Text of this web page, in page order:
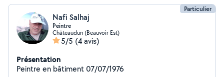
Particulier
Nafi Salhaj
Peintre
Châteaudun (Beauvoir Est)
5/5 (4 avis)
Présentation
Peintre en bâtiment 07/07/1976